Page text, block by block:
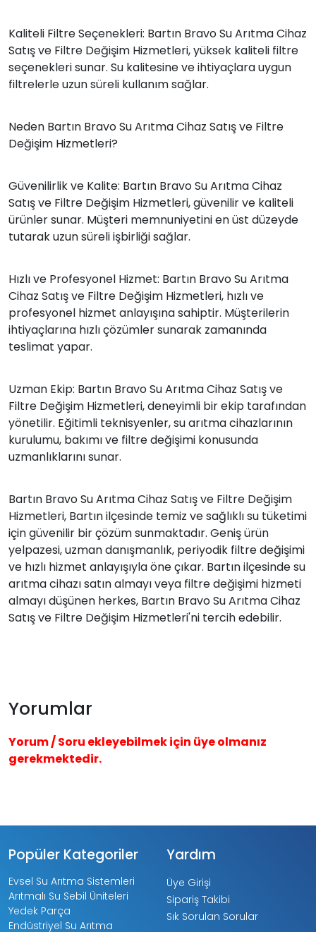
Kaliteli Filtre Seçenekleri: Bartın Bravo Su Arıtma Cihaz
Satış ve Filtre Değişim Hizmetleri, yüksek kaliteli filtre
seçenekleri sunar. Su kalitesine ve ihtiyaçlara uygun
filtrelerle uzun süreli kullanım sağlar.
Neden Bartın Bravo Su Arıtma Cihaz Satış ve Filtre
Değişim Hizmetleri?
Güvenilirlik ve Kalite: Bartın Bravo Su Arıtma Cihaz
Satış ve Filtre Değişim Hizmetleri, güvenilir ve kaliteli
ürünler sunar. Müşteri memnuniyetini en üst düzeyde
tutarak uzun süreli işbirliği sağlar.
Hızlı ve Profesyonel Hizmet: Bartın Bravo Su Arıtma
Cihaz Satış ve Filtre Değişim Hizmetleri, hızlı ve
profesyonel hizmet anlayışına sahiptir. Müşterilerin
ihtiyaçlarına hızlı çözümler sunarak zamanında
teslimat yapar.
Uzman Ekip: Bartın Bravo Su Arıtma Cihaz Satış ve
Filtre Değişim Hizmetleri, deneyimli bir ekip tarafından
yönetilir. Eğitimli teknisyenler, su arıtma cihazlarının
kurulumu, bakımı ve filtre değişimi konusunda
uzmanlıklarını sunar.
Bartın Bravo Su Arıtma Cihaz Satış ve Filtre Değişim
Hizmetleri, Bartın ilçesinde temiz ve sağlıklı su tüketimi
için güvenilir bir çözüm sunmaktadır. Geniş ürün
yelpazesi, uzman danışmanlık, periyodik filtre değişimi
ve hızlı hizmet anlayışıyla öne çıkar. Bartın ilçesinde su
arıtma cihazı satın almayı veya filtre değişimi hizmeti
almayı düşünen herkes, Bartın Bravo Su Arıtma Cihaz
Satış ve Filtre Değişim Hizmetleri'ni tercih edebilir.
Yorumlar
Yorum / Soru ekleyebilmek için üye olmanız
gerekmektedir.
Popüler Kategoriler
Evsel Su Arıtma Sistemleri
Arıtmalı Su Sebil Üniteleri
Yedek Parça
Endüstriyel Su Arıtma
Yardım
Üye Girişi
Sipariş Takibi
Sık Sorulan Sorular